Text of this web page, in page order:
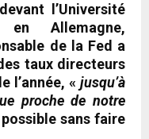
l’Université
Allemagne,
de la Fed a
taux directeurs
l’année, « jusqu’à
proche de notre
sans faire